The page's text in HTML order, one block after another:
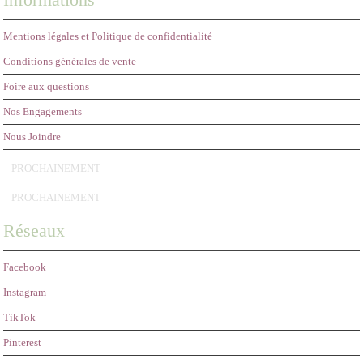
Mentions légales et Politique de confidentialité
Conditions générales de vente
Foire aux questions
Nos Engagements
Nous Joindre
PROCHAINEMENT
PROCHAINEMENT
Réseaux
Facebook
Instagram
TikTok
Pinterest